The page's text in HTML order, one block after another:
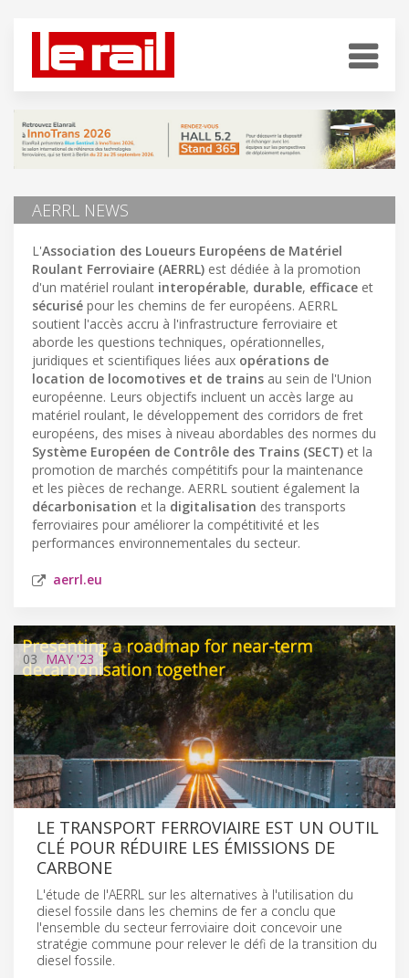
AERRL NEWS
L'Association des Loueurs Européens de Matériel
Roulant Ferroviaire (AERRL) est dédiée à la promotion
d'un matériel roulant interopérable, durable, efficace et
sécurisé pour les chemins de fer européens. AERRL
soutient l'accès accru à l'infrastructure ferroviaire et
aborde les questions techniques, opérationnelles,
juridiques et scientifiques liées aux opérations de
location de locomotives et de trains au sein de l'Union
européenne. Leurs objectifs incluent un accès large au
matériel roulant, le développement des corridors de fret
européens, des mises à niveau abordables des normes du
Système Européen de Contrôle des Trains (SECT) et la
promotion de marchés compétitifs pour la maintenance
et les pièces de rechange. AERRL soutient également la
décarbonisation et la digitalisation des transports
ferroviaires pour améliorer la compétitivité et les
performances environnementales du secteur.
aerrl.eu
03 MAY '23
LE TRANSPORT FERROVIAIRE EST UN OUTIL
CLÉ POUR RÉDUIRE LES ÉMISSIONS DE
CARBONE
L'étude de l'AERRL sur les alternatives à l'utilisation du
diesel fossile dans les chemins de fer a conclu que
l'ensemble du secteur ferroviaire doit concevoir une
stratégie commune pour relever le défi de la transition du
diesel fossile.